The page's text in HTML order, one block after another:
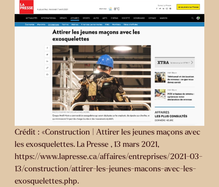
Crédit : «Construction | Attirer les jeunes maçons avec
les exosquelettes. La Presse , 13 mars 2021,
https://www.lapresse.ca/affaires/entreprises/2021-03-
13/construction/attirer-les-jeunes-macons-avec-les-
exosquelettes.php.